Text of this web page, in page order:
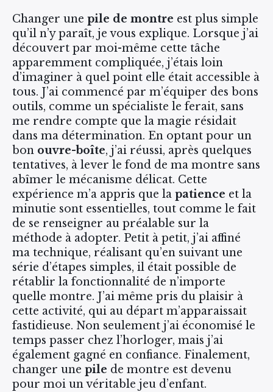
Changer une pile de montre est plus simple
qu’il n’y paraît, je vous explique. Lorsque j’ai
découvert par moi-même cette tâche
apparemment compliquée, j’étais loin
d’imaginer à quel point elle était accessible à
tous. J’ai commencé par m’équiper des bons
outils, comme un spécialiste le ferait, sans
me rendre compte que la magie résidait
dans ma détermination. En optant pour un
bon ouvre-boîte, j’ai réussi, après quelques
tentatives, à lever le fond de ma montre sans
abîmer le mécanisme délicat. Cette
expérience m’a appris que la patience et la
minutie sont essentielles, tout comme le fait
de se renseigner au préalable sur la
méthode à adopter. Petit à petit, j’ai affiné
ma technique, réalisant qu’en suivant une
série d’étapes simples, il était possible de
rétablir la fonctionnalité de n’importe
quelle montre. J’ai même pris du plaisir à
cette activité, qui au départ m’apparaissait
fastidieuse. Non seulement j’ai économisé le
temps passer chez l’horloger, mais j’ai
également gagné en confiance. Finalement,
changer une pile de montre est devenu
pour moi un véritable jeu d’enfant.